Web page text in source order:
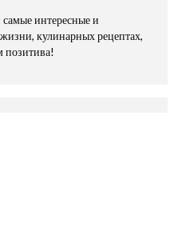
интересные и
кулинарных рецептах,
позитива!